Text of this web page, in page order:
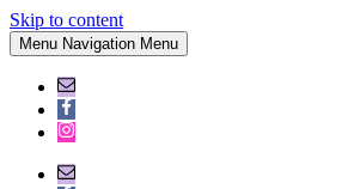
Skip to content
Menu Navigation Menu